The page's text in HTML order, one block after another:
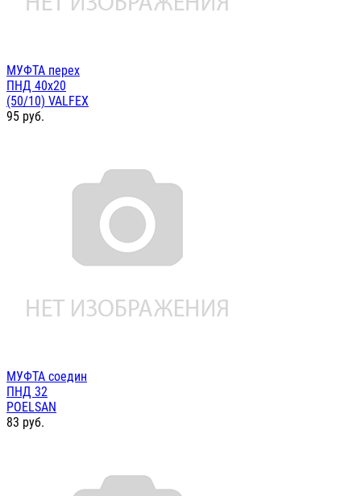
МУФТА перех
ПНД 40х20
(50/10) VALFEX
95 руб.
МУФТА соедин
ПНД 32
POELSAN
83 руб.